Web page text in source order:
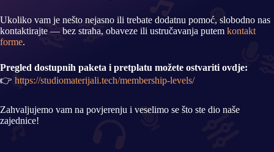
Ukoliko vam je nešto nejasno ili trebate dodatnu pomoć, slobodno nas
kontaktirajte — bez straha, obaveze ili ustručavanja putem kontakt
forme.
Pregled dostupnih paketa i pretplatu možete ostvariti ovdje:
👉 https://studiomaterijali.tech/membership-levels/
Zahvaljujemo vam na povjerenju i veselimo se što ste dio naše
zajednice!